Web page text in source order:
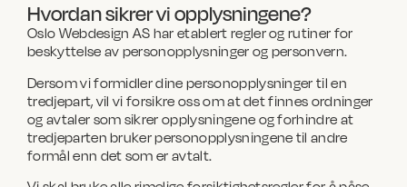
Hvordan sikrer vi opplysningene?
Oslo Webdesign AS har etablert regler og rutiner for
beskyttelse av personopplysninger og personvern.
Dersom vi formidler dine personopplysninger til en
tredjepart, vil vi forsikre oss om at det finnes ordninger
og avtaler som sikrer opplysningene og forhindre at
tredjeparten bruker personopplysningene til andre
formål enn det som er avtalt.